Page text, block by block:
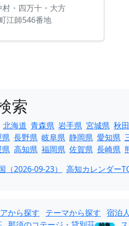
・四万十・大方
江師546番地
索
北海道 青森県 岩手県 宮城県 秋
県 長野県 岐阜県 静岡県 愛知県
県 高知県 福岡県 佐賀県 長崎県
（2026-09-23） 高知カレンダー
から探す テーマから探す 宿泊